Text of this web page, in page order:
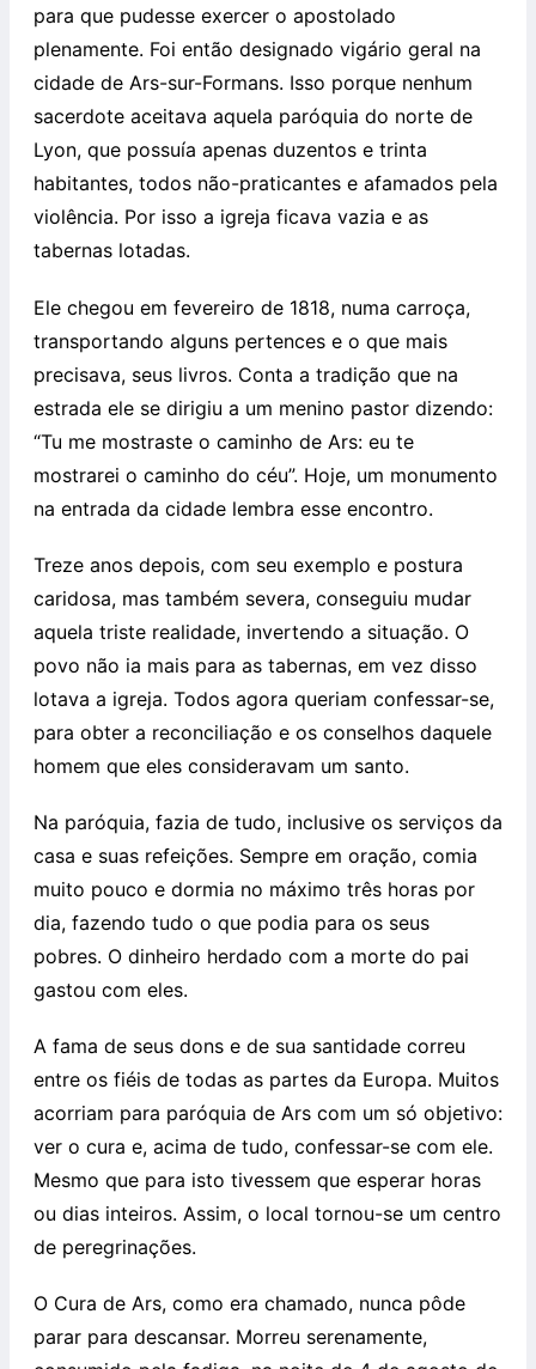
para que pudesse exercer o apostolado
plenamente. Foi então designado vigário geral na
cidade de Ars-sur-Formans. Isso porque nenhum
sacerdote aceitava aquela paróquia do norte de
Lyon, que possuía apenas duzentos e trinta
habitantes, todos não-praticantes e afamados pela
violência. Por isso a igreja ficava vazia e as
tabernas lotadas.
Ele chegou em fevereiro de 1818, numa carroça,
transportando alguns pertences e o que mais
precisava, seus livros. Conta a tradição que na
estrada ele se dirigiu a um menino pastor dizendo:
“Tu me mostraste o caminho de Ars: eu te
mostrarei o caminho do céu”. Hoje, um monumento
na entrada da cidade lembra esse encontro.
Treze anos depois, com seu exemplo e postura
caridosa, mas também severa, conseguiu mudar
aquela triste realidade, invertendo a situação. O
povo não ia mais para as tabernas, em vez disso
lotava a igreja. Todos agora queriam confessar-se,
para obter a reconciliação e os conselhos daquele
homem que eles consideravam um santo.
Na paróquia, fazia de tudo, inclusive os serviços da
casa e suas refeições. Sempre em oração, comia
muito pouco e dormia no máximo três horas por
dia, fazendo tudo o que podia para os seus
pobres. O dinheiro herdado com a morte do pai
gastou com eles.
A fama de seus dons e de sua santidade correu
entre os fiéis de todas as partes da Europa. Muitos
acorriam para paróquia de Ars com um só objetivo:
ver o cura e, acima de tudo, confessar-se com ele.
Mesmo que para isto tivessem que esperar horas
ou dias inteiros. Assim, o local tornou-se um centro
de peregrinações.
O Cura de Ars, como era chamado, nunca pôde
parar para descansar. Morreu serenamente,